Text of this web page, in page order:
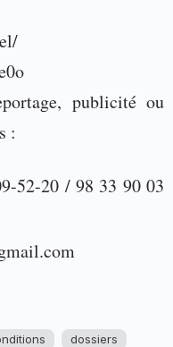
publicité ou
:
52-20 / 98 33 90 03
dossiers